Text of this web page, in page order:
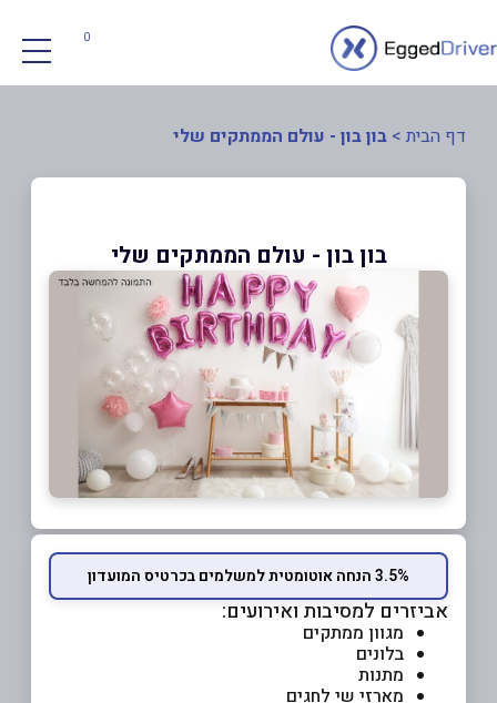
0
דף הבית > בון בון - עולם הממתקים שלי
בון בון - עולם הממתקים שלי
3.5% הנחה אוטומטית למשלמים בכרטיס המועדון
אביזרים למסיבות ואירועים:
מגוון ממתקים
בלונים
מתנות
מארזי שי לחגים